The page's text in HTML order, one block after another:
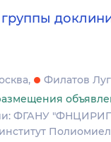
Филатов Луг
ФГАНУ